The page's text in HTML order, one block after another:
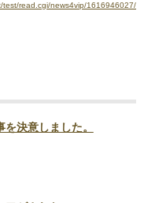
read.cgi/news4vip/1616946027/
決意しました。